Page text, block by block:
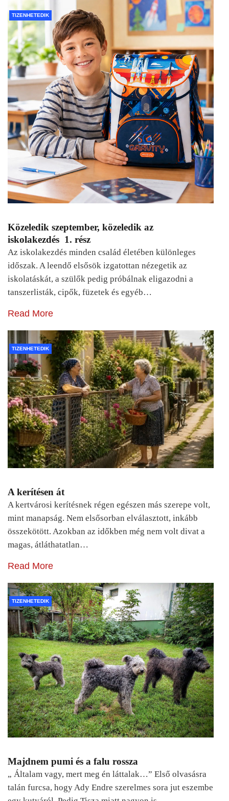
TIZENHETEDIK
Közeledik szeptember, közeledik az
iskolakezdés 1. rész
Az iskolakezdés minden család életében különleges
időszak. A leendő elsősök izgatottan nézegetik az
iskolatáskát, a szülők pedig próbálnak eligazodni a
tanszerlisták, cipők, füzetek és egyéb…
Read More
TIZENHETEDIK
A kerítésen át
A kertvárosi kerítésnek régen egészen más szerepe volt,
mint manapság. Nem elsősorban elválasztott, inkább
összekötött. Azokban az időkben még nem volt divat a
magas, átláthatatlan…
Read More
TIZENHETEDIK
Majdnem pumi és a falu rossza
„ Általam vagy, mert meg én láttalak…” Első olvasásra
talán furcsa, hogy Ady Endre szerelmes sora jut eszembe